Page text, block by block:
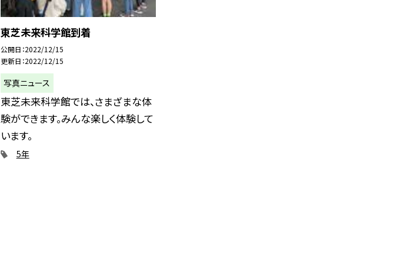
東芝未来科学館到着
公開日 2022/12/15
更新日 2022/12/15
写真ニュース
東芝未来科学館では、さまざまな体
験ができます。みんな楽しく体験して
います。
5年